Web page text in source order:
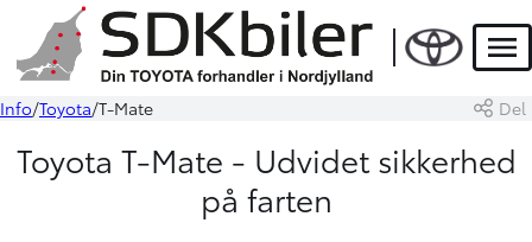
Info Toyota T-Mate Del
Toyota T-Mate - Udvidet sikkerhed
på farten